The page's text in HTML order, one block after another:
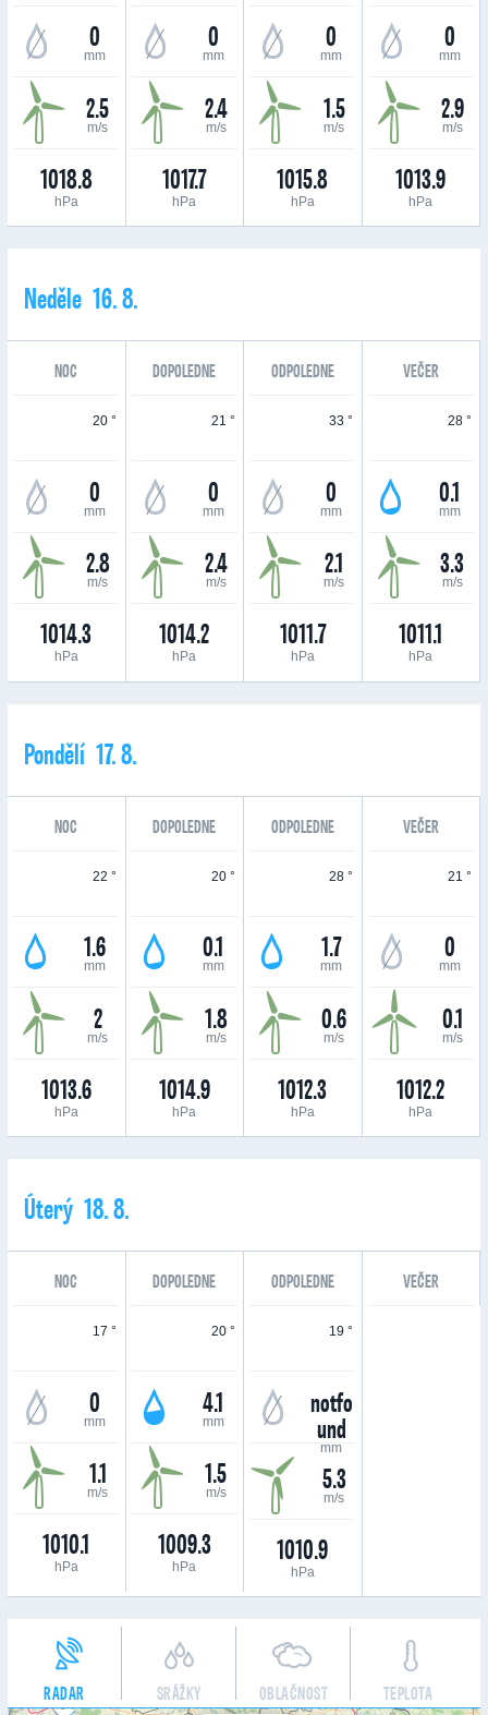
0
mm
2.5
m/s
1018.8
hPa
0
mm
2.4
m/s
1017.7
hPa
0
mm
1.5
m/s
1015.8
hPa
0
mm
2.9
m/s
1013.9
hPa
Neděle 16. 8.
NOC DOPOLEDNE ODPOLEDNE VEČER
20 °
0
mm
2.8
m/s
1014.3
hPa
21 °
0
mm
2.4
m/s
1014.2
hPa
33 °
0
mm
2.1
m/s
1011.7
hPa
28 °
0.1
mm
3.3
m/s
1011.1
hPa
Pondělí 17. 8.
NOC DOPOLEDNE ODPOLEDNE VEČER
22 °
1.6
mm
2
m/s
1013.6
hPa
20 °
0.1
mm
1.8
m/s
1014.9
hPa
28 °
1.7
mm
0.6
m/s
1012.3
hPa
21 °
0
mm
0.1
m/s
1012.2
hPa
Úterý 18. 8.
NOC DOPOLEDNE ODPOLEDNE VEČER
17 °
0
mm
1.1
m/s
1010.1
hPa
20 °
4.1
mm
1.5
m/s
1009.3
hPa
19 °
notfo
und
mm
5.3
m/s
1010.9
hPa
RADAR SRÁŽKY OBLAČNOST TEPLOTA